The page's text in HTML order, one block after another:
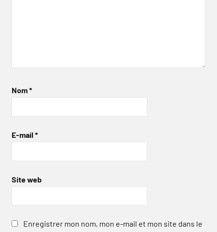
Nom*
E-mail *
Site web
Enregistrer mon nom, mon e-mail et mon site dans le